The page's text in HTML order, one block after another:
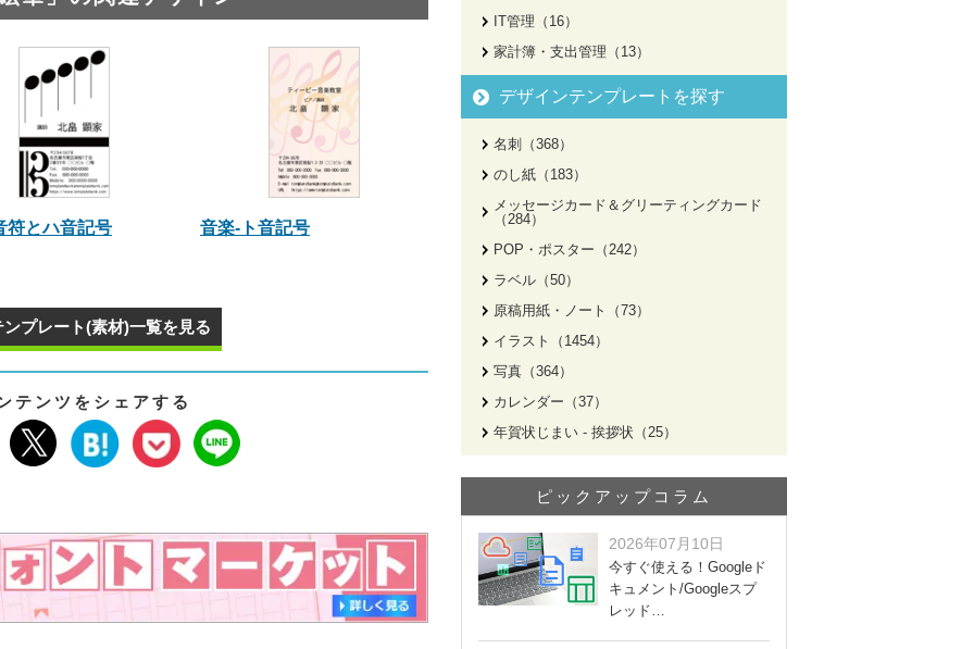
符とハ音記号 音楽‐ト音記号
プレート(素材)一覧を見る
テンツをシェアする
IT管理（16）
家計簿・支出管理（13）
デザインテンプレートを探す
名刺（368）
のし紙（183）
メッセージカード＆グリーティングカード
（284）
POP・ポスター（242）
ラベル（50）
原稿用紙・ノート（73）
イラスト（1454）
写真（364）
カレンダー（37）
年賀状じまい - 挨拶状（25）
ピックアップコラム
2026年07月10日
今すぐ使える！Googleド
キュメント/Googleスプ
レッド…